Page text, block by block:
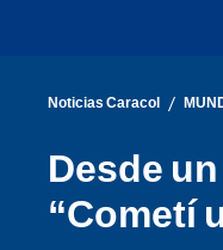
Noticias Caracol /
Desde
“Cometí